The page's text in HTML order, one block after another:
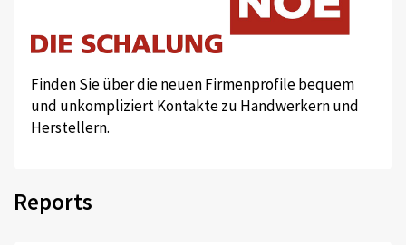
Finden Sie über die neuen Firmenprofile bequem
und unkompliziert Kontakte zu Handwerkern und
Herstellern.
Reports